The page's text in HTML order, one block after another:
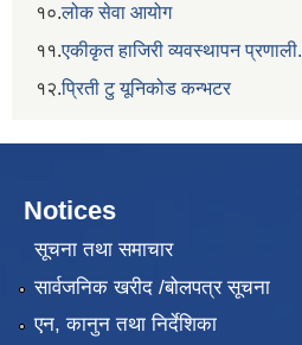
१०.लोक सेवा आयोग
११.एकीकृत हाजिरी व्यवस्थापन प्रणाली.
१२.प्रिती टु यूनिकोड कन्भटर
Notices
सूचना तथा समाचार
सार्वजनिक खरीद /बोलपत्र सूचना
एन, कानुन तथा निर्देशिका